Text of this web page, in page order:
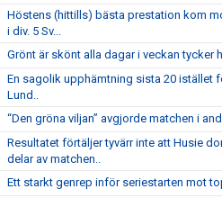
Höstens (hittills) bästa prestation kom
i div. 5 Sv...
Grönt är skönt alla dagar i veckan tycker
En sagolik upphämtning sista 20 istället
Lund..
“Den gröna viljan” avgjorde matchen i
Resultatet förtäljer tyvärr inte att Husie
delar av matchen..
Ett starkt genrep inför seriestarten mot